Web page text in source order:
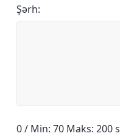
Şərh:
0 / Min: 70 Maks: 200